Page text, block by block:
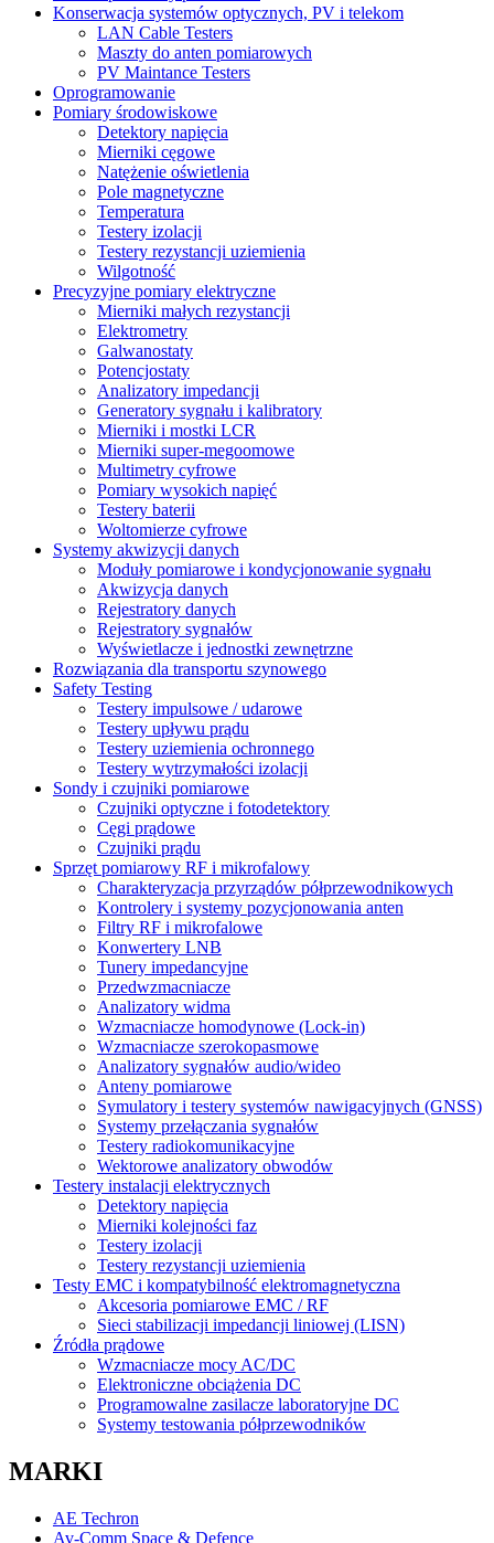
Konserwacja systemów optycznych, PV i telekom
LAN Cable Testers
Maszty do anten pomiarowych
PV Maintance Testers
Oprogramowanie
Pomiary środowiskowe
Detektory napięcia
Mierniki cęgowe
Natężenie oświetlenia
Pole magnetyczne
Temperatura
Testery izolacji
Testery rezystancji uziemienia
Wilgotność
Precyzyjne pomiary elektryczne
Mierniki małych rezystancji
Elektrometry
Galwanostaty
Potencjostaty
Analizatory impedancji
Generatory sygnału i kalibratory
Mierniki i mostki LCR
Mierniki super-megoomowe
Multimetry cyfrowe
Pomiary wysokich napięć
Testery baterii
Woltomierze cyfrowe
Systemy akwizycji danych
Moduły pomiarowe i kondycjonowanie sygnału
Akwizycja danych
Rejestratory danych
Rejestratory sygnałów
Wyświetlacze i jednostki zewnętrzne
Rozwiązania dla transportu szynowego
Safety Testing
Testery impulsowe / udarowe
Testery upływu prądu
Testery uziemienia ochronnego
Testery wytrzymałości izolacji
Sondy i czujniki pomiarowe
Czujniki optyczne i fotodetektory
Cęgi prądowe
Czujniki prądu
Sprzęt pomiarowy RF i mikrofalowy
Charakteryzacja przyrządów półprzewodnikowych
Kontrolery i systemy pozycjonowania anten
Filtry RF i mikrofalowe
Konwertery LNB
Tunery impedancyjne
Przedwzmacniacze
Analizatory widma
Wzmacniacze homodynowe (Lock‑in)
Wzmacniacze szerokopasmowe
Analizatory sygnałów audio/wideo
Anteny pomiarowe
Symulatory i testery systemów nawigacyjnych (GNSS)
Systemy przełączania sygnałów
Testery radiokomunikacyjne
Wektorowe analizatory obwodów
Testery instalacji elektrycznych
Detektory napięcia
Mierniki kolejności faz
Testery izolacji
Testery rezystancji uziemienia
Testy EMC i kompatybilność elektromagnetyczna
Akcesoria pomiarowe EMC / RF
Sieci stabilizacji impedancji liniowej (LISN)
Źródła prądowe
Wzmacniacze mocy AC/DC
Elektroniczne obciążenia DC
Programowalne zasilacze laboratoryjne DC
Systemy testowania półprzewodników
MARKI
AE Techron
Av-Comm Space & Defence